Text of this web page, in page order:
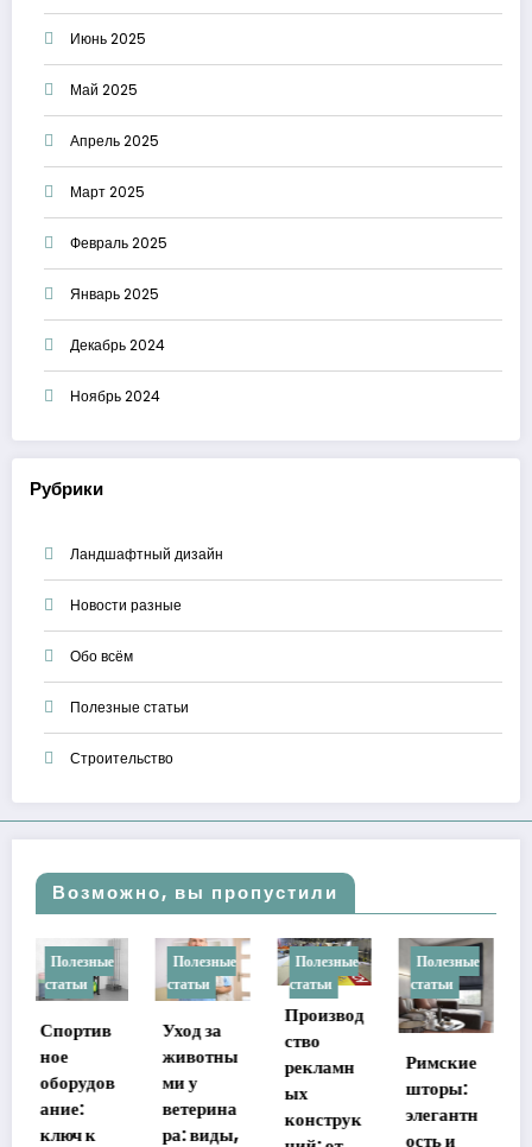
Июнь 2025
Май 2025
Апрель 2025
Март 2025
Февраль 2025
Январь 2025
Декабрь 2024
Ноябрь 2024
Рубрики
Ландшафтный дизайн
Новости разные
Обо всём
Полезные статьи
Строительство
Возможно, вы пропустили
Полезные
статьи
Уход за
животны
ми у
ветерина
ра: виды,
Полезные
статьи
ство
рекламн
ых
конструк
Полезные
статьи
Римские
шторы:
элегантн
ость и
Полезные
статьи
Что
цифрово